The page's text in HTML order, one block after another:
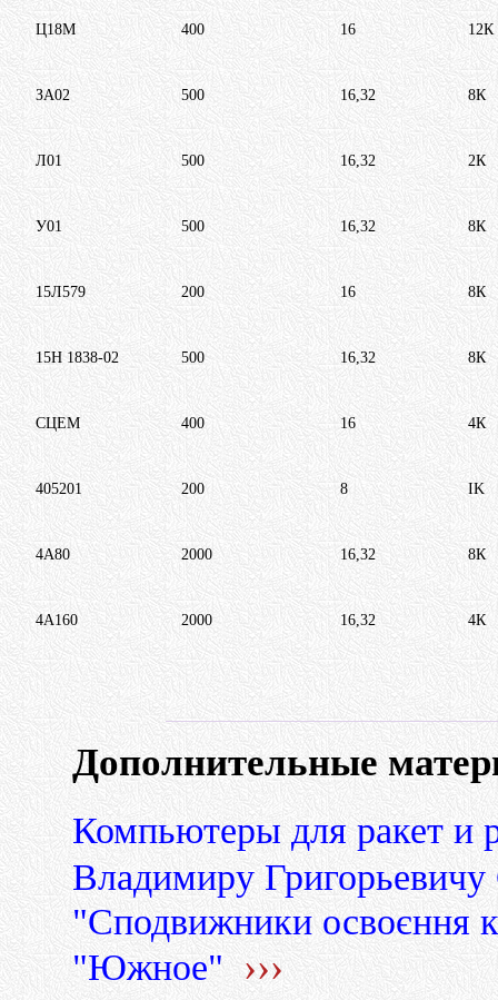
Ц18М 400 16 12К
ЗА02 500 16,32 8К
Л01 500 16,32 2К
У01 500 16,32 8К
15Л579 200 16 8К
15Н 1838-02 500 16,32 8К
СЦЕМ 400 16 4К
405201 200 8 IK
4А80 2000 16,32 8К
4А160 2000 16,32 4К
Дополнительные
Компьютеры для ракет и
Владимиру
"Сподвижники освоєння
"Южное" ›››